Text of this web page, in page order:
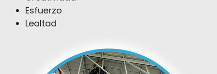
Esfuerzo
Lealtad